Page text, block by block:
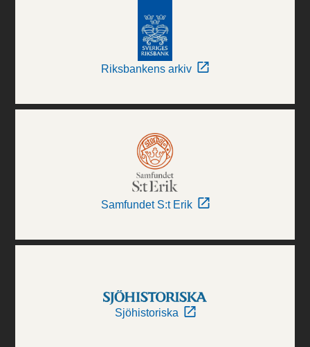
Riksbankens arkiv
Samfundet S:t Erik
Sjöhistoriska